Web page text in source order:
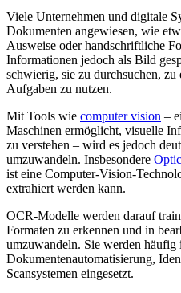
Viele Unternehmen und digitale
Dokumenten angewiesen, wie
Ausweise oder handschriftliche
Informationen jedoch als Bild
schwierig, sie zu durchsuchen,
Aufgaben zu nutzen.
Mit Tools wie computer vision –
Maschinen ermöglicht, visuelle
zu verstehen – wird es jedoch
umzuwandeln. Insbesondere
ist eine Computer-Vision-
extrahiert werden kann.
OCR-Modelle werden darauf
Formaten zu erkennen und in
umzuwandeln. Sie werden häufig
Dokumentenautomatisierung,
Scansystemen eingesetzt.